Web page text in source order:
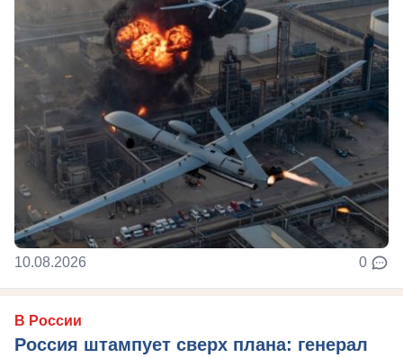
10.08.2026 0
В России
Россия штампует сверх плана: генерал